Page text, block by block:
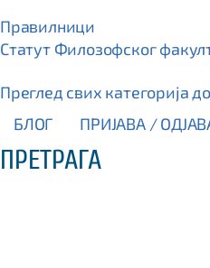
Правилници
Статут Филозофског
Преглед свих категорија
БЛОГ ПРИЈАВА /
ПРЕТРАГА